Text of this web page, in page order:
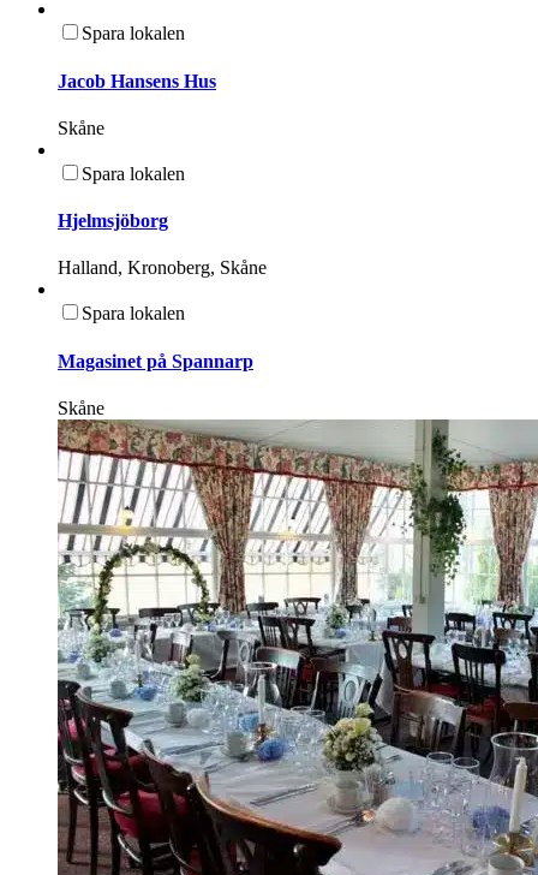
Spara lokalen
Jacob Hansens Hus
Skåne
Spara lokalen
Hjelmsjöborg
Halland, Kronoberg, Skåne
Spara lokalen
Magasinet på Spannarp
Skåne